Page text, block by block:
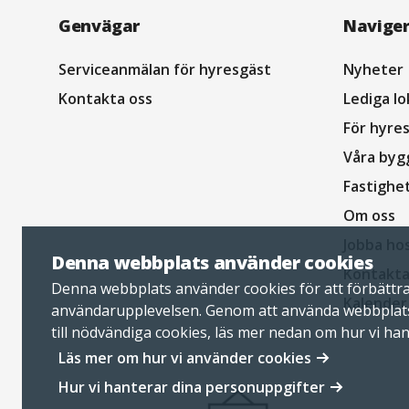
Denna webbplats använder cookies
Denna webbplats använder cookies för att förbättra
användarupplevelsen. Genom att använda
till nödvändiga cookies, läs mer nedan om hur vi
personuppgifter.
Läs mer om hur vi använder cookies
Hur vi hanterar dina personuppgifter
Navigation
sidfot
Genvägar
Serviceanmälan för hyresgäst
Kontakta oss
Nyheter
Lediga
För
Våra
Om oss
Kontakta
Kalender